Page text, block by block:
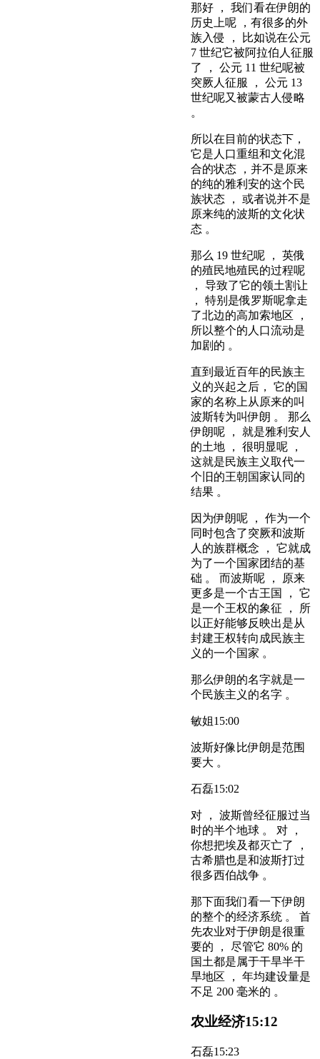
那好 ， 我们看在伊朗的
历史上呢 ，有很多的外
族入侵 ， 比如说在公元
7 世纪它被阿拉伯人征服
了 ， 公元 11 世纪呢被
突厥人征服 ， 公元 13
世纪呢又被蒙古人侵略
。
所以在目前的状态下，
它是人口重组和文化混
合的状态 ，并不是原来
的纯的雅利安的这个民
族状态 ， 或者说并不是
原来纯的波斯的文化状
态 。
那么 19 世纪呢 ， 英俄
的殖民地殖民的过程呢
， 导致了它的领土割让
， 特别是俄罗斯呢拿走
了北边的高加索地区 ，
所以整个的人口流动是
加剧的 。
直到最近百年的民族主
义的兴起之后， 它的国
家的名称上从原来的叫
波斯转为叫伊朗 。 那么
伊朗呢 ， 就是雅利安人
的土地 ， 很明显呢 ，
这就是民族主义取代一
个旧的王朝国家认同的
结果 。
因为伊朗呢 ， 作为一个
同时包含了突厥和波斯
人的族群概念 ， 它就成
为了一个国家团结的基
础 。 而波斯呢 ， 原来
更多是一个古王国 ， 它
是一个王权的象征 ， 所
以正好能够反映出是从
封建王权转向成民族主
义的一个国家 。
那么伊朗的名字就是一
个民族主义的名字 。
敏姐15:00
波斯好像比伊朗是范围
要大 。
石磊15:02
对 ， 波斯曾经征服过当
时的半个地球 。 对 ，
你想把埃及都灭亡了 ，
古希腊也是和波斯打过
很多西伯战争 。
那下面我们看一下伊朗
的整个的经济系统 。 首
先农业对于伊朗是很重
要的 ， 尽管它 80% 的
国土都是属于干旱半干
旱地区 ， 年均建设量是
不足 200 毫米的 。
农业经济15:12
石磊15:23